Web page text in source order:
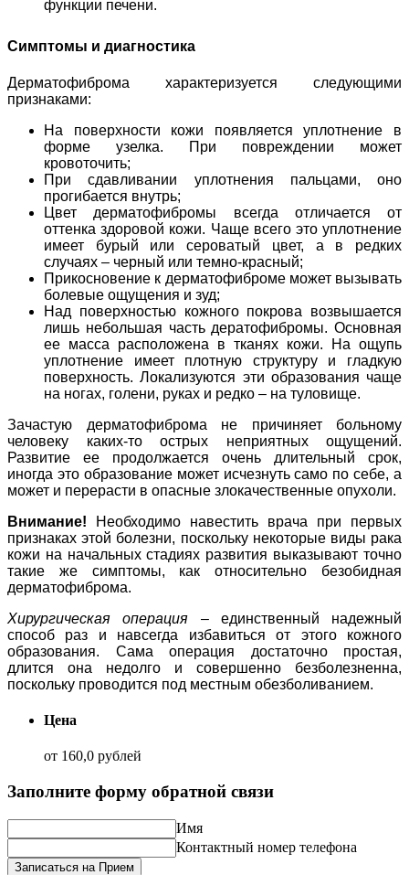
функции печени.
Симптомы и диагностика
Дерматофиброма характеризуется следующими
признаками:
На поверхности кожи появляется уплотнение в
форме узелка. При повреждении может
кровоточить;
При сдавливании уплотнения пальцами, оно
прогибается внутрь;
Цвет дерматофибромы всегда отличается от
оттенка здоровой кожи. Чаще всего это уплотнение
имеет бурый или сероватый цвет, а в редких
случаях – черный или темно-красный;
Прикосновение к дерматофиброме может вызывать
болевые ощущения и зуд;
Над поверхностью кожного покрова возвышается
лишь небольшая часть дератофибромы. Основная
ее масса расположена в тканях кожи. На ощупь
уплотнение имеет плотную структуру и гладкую
поверхность. Локализуются эти образования чаще
на ногах, голени, руках и редко – на туловище.
Зачастую дерматофиброма не причиняет больному
человеку каких-то острых неприятных ощущений.
Развитие ее продолжается очень длительный срок,
иногда это образование может исчезнуть само по себе, а
может и перерасти в опасные злокачественные опухоли.
Внимание! Необходимо навестить врача при первых
признаках этой болезни, поскольку некоторые виды рака
кожи на начальных стадиях развития выказывают точно
такие же симптомы, как относительно безобидная
дерматофиброма.
Хирургическая операция – единственный надежный
способ раз и навсегда избавиться от этого кожного
образования. Сама операция достаточно простая,
длится она недолго и совершенно безболезненна,
поскольку проводится под местным обезболиванием.
Цена
от 160,0 рублей
Заполните форму обратной связи
Имя
Контактный номер телефона
Записаться на Прием